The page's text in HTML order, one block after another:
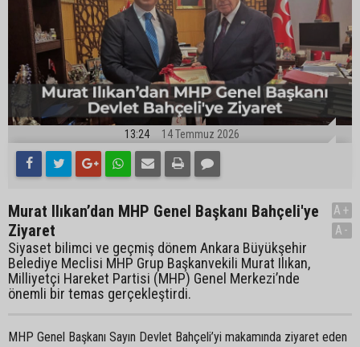
13:24 14 Temmuz 2026
Murat Ilıkan’dan MHP Genel Başkanı Bahçeli'ye
Ziyaret
Siyaset bilimci ve geçmiş dönem Ankara Büyükşehir
Belediye Meclisi MHP Grup Başkanvekili Murat Ilıkan,
Milliyetçi Hareket Partisi (MHP) Genel Merkezi’nde
önemli bir temas gerçekleştirdi.
A+
A-
MHP Genel Başkanı Sayın Devlet Bahçeli’yi makamında ziyaret eden